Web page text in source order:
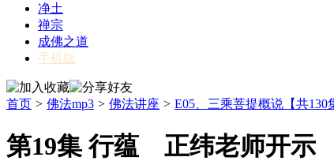
净土
禅宗
成佛之道
手机版
首页 > 佛法mp3 > 佛法讲座 > E05、三乘菩提概说【共130
第19集 行蕴 正纬老师开示